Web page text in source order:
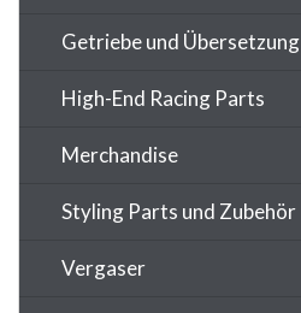
Getriebe und Übersetzung
High-End Racing Parts
Merchandise
Styling Parts und Zubehör
Vergaser